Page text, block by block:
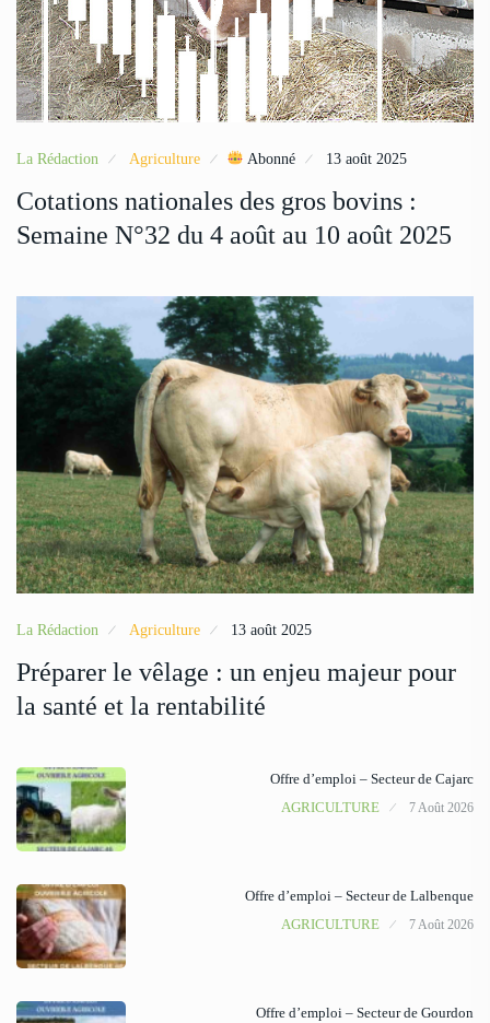
La Rédaction Agriculture Abonné 13 août 2025
Cotations nationales des gros bovins :
Semaine N°32 du 4 août au 10 août 2025
La Rédaction Agriculture 13 août 2025
Préparer le vêlage : un enjeu majeur pour
la santé et la rentabilité
Offre d’emploi – Secteur de Cajarc
AGRICULTURE
7 Août 2026
Offre d’emploi – Secteur de Lalbenque
AGRICULTURE
7 Août 2026
Offre d’emploi – Secteur de Gourdon